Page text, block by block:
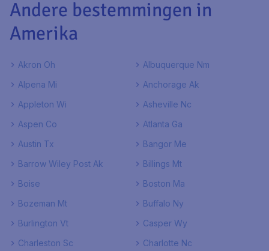
Andere bestemmingen in
Amerika
Akron Oh
Albuquerque Nm
Alpena Mi
Anchorage Ak
Appleton Wi
Asheville Nc
Aspen Co
Atlanta Ga
Austin Tx
Bangor Me
Barrow Wiley Post Ak
Billings Mt
Boise
Boston Ma
Bozeman Mt
Buffalo Ny
Burlington Vt
Casper Wy
Charleston Sc
Charlotte Nc